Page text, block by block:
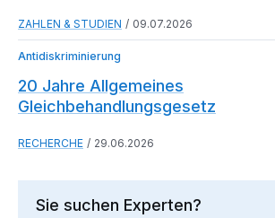
ZAHLEN & STUDIEN 09.07.2026
Antidiskriminierung
20 Jahre Allgemeines
Gleichbehandlungsgesetz
RECHERCHE 29.06.2026
Sie suchen Experten?